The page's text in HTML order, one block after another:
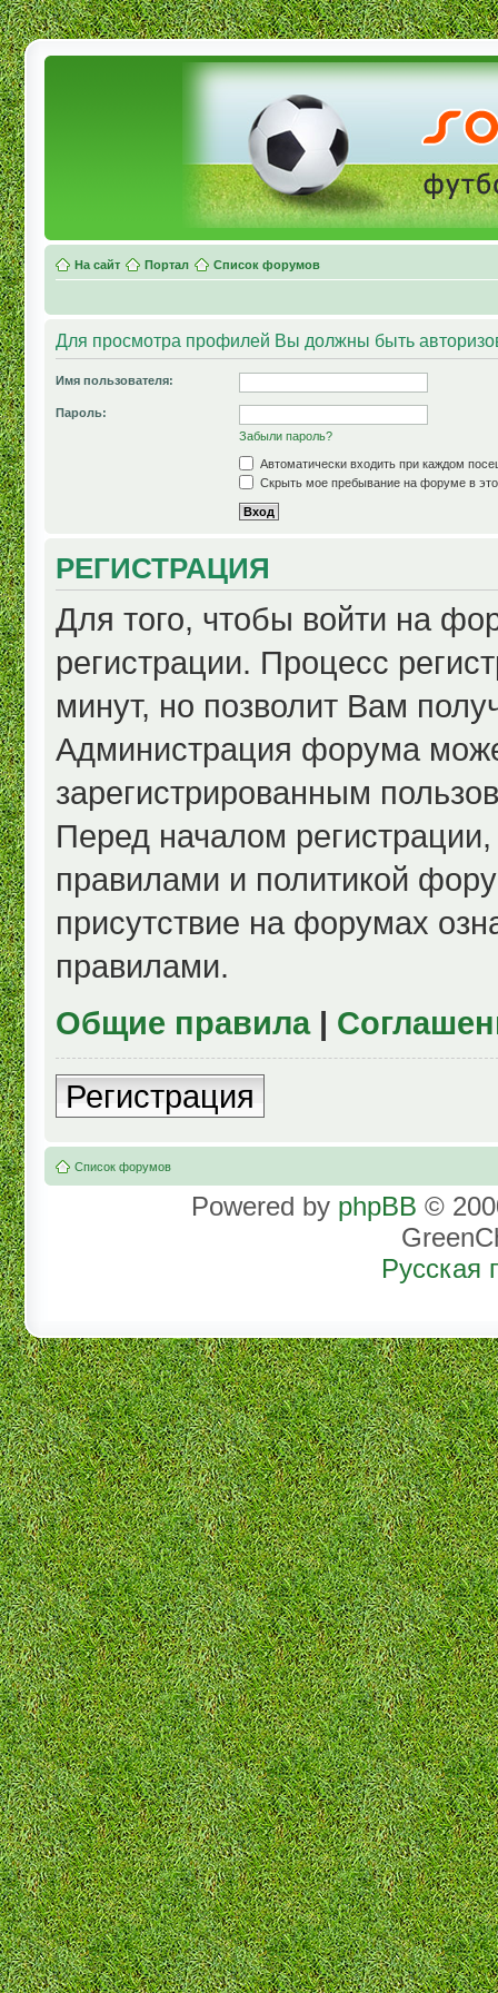
На сайт Портал Список форумов
Для просмотра профилей Вы должны быть
Имя пользователя:
Пароль:
Забыли пароль?
Автоматически входить при каждом
Скрыть мое пребывание на форуме в
РЕГИСТРАЦИЯ
Для того, чтобы войти на
регистрации. Процесс
минут, но позволит Вам
Администрация форума
зарегистрированным
Перед началом
правилами и политикой
присутствие на форумах
правилами.
Общие правила|
Регистрация
Список форумов
Powered by phpBB ©
Русская